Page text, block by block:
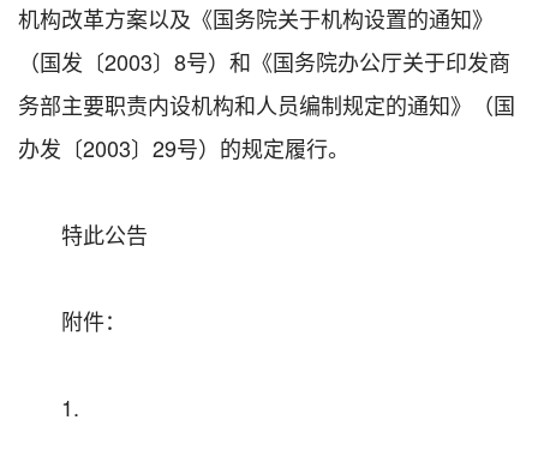
机构改革方案以及《国务院关于机构设置的通知》
（国发〔2003〕8号）和《国务院办公厅关于印发商
务部主要职责内设机构和人员编制规定的通知》（国
办发〔2003〕29号）的规定履行。
特此公告
附件：
1.